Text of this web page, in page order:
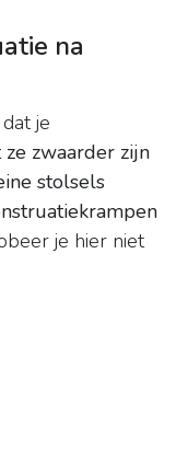
na
je
zwaarder zijn
stolsels
je hier niet